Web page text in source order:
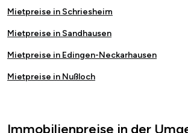
Mietpreise in Schriesheim
Mietpreise in Sandhausen
Mietpreise in Edingen-Neckarhausen
Mietpreise in Nußloch
Immobilienpreise in der